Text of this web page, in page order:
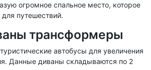
огромное спальное место, которое
путешествий.
трансформеры
автобусы для увеличения
Данные диваны складываются по 2